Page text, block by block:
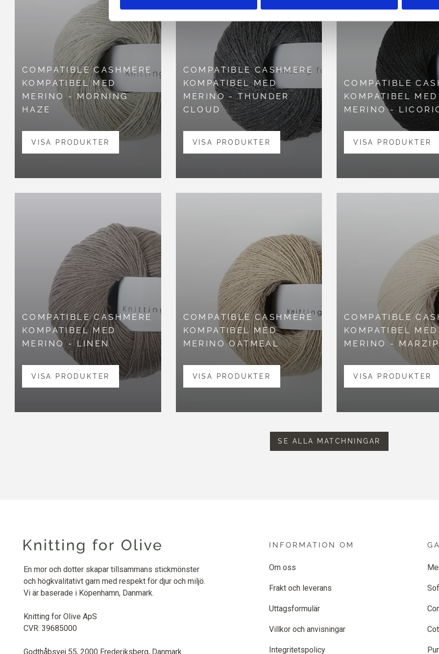
COMPATIBLE CASHMERE
KOMPATIBEL MED
MERINO - MORNING
HAZE
VISA PRODUKTER
COMPATIBLE CASHMERE
KOMPATIBEL MED
MERINO - THUNDER
CLOUD
VISA PRODUKTER
COMPATIBLE
KOMPATIBEL MED
MERINO -
VISA PRODUKTER
COMPATIBLE CASHMERE
KOMPATIBEL MED
MERINO - LINEN
VISA PRODUKTER
COMPATIBLE CASHMERE
KOMPATIBEL MED
MERINO OATMEAL
VISA PRODUKTER
COMPATIBLE
KOMPATIBEL MED
MERINO -
VISA PRODUKTER
SE ALLA MATCHNINGAR
En mor och dotter skapar tillsammans stickmönster
och högkvalitativt garn med respekt för djur och miljö.
Vi är baserade i Köpenhamn, Danmark.
Knitting for Olive ApS
CVR: 39685000
Godthåbsvej 55, 2000 Frederiksberg, Danmark
INFORMATION OM
Om oss
Frakt och leverans
Uttagsformulär
Villkor och anvisningar
Integritetspolicy